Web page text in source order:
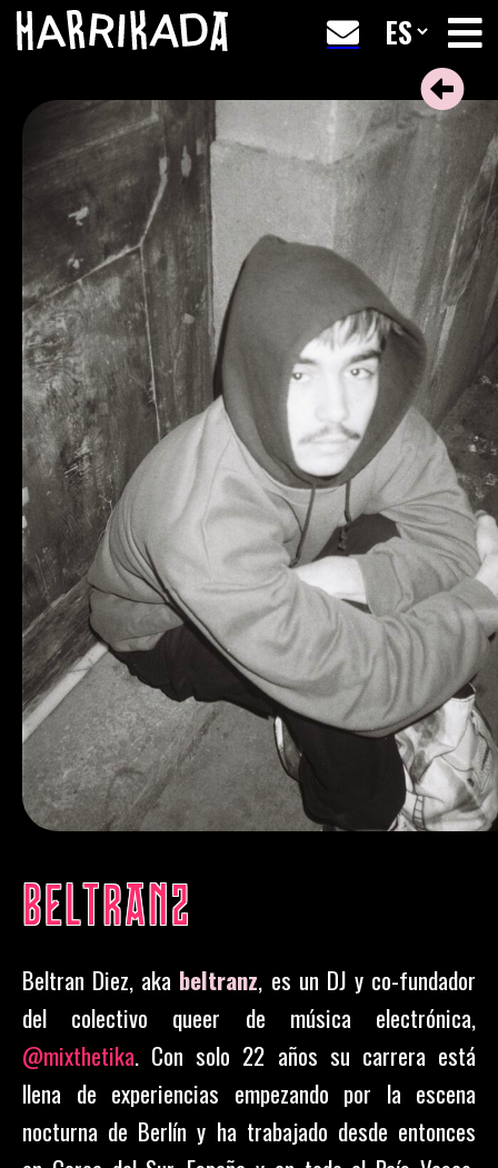
BELTRANZ
Beltran Diez, aka beltranz, es un DJ y co-fundador
del colectivo queer de música electrónica,
@mixthetika. Con solo 22 años su carrera está
llena de experiencias empezando por la escena
nocturna de Berlín y ha trabajado desde entonces